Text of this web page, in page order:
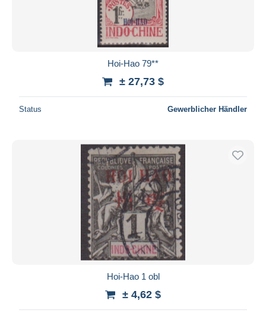
Hoi-Hao 79**
± 27,73 $
Status Gewerblicher Händler
Hoi-Hao 1 obl
± 4,62 $